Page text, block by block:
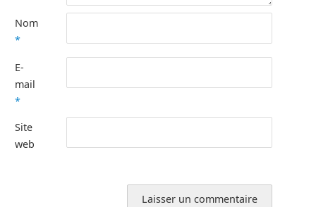
Nom
*
E-
mail
*
Site
web